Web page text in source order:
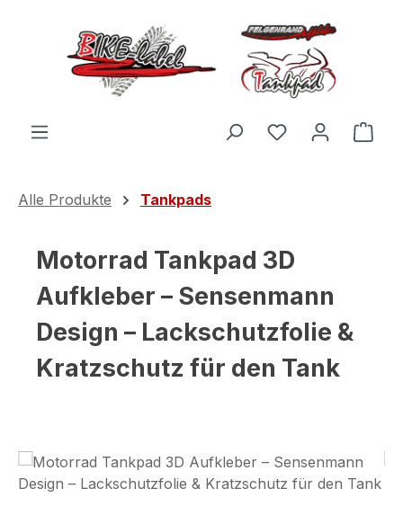
Zum Hauptinhalt springen
Du hast 0
Alle Produkte Tankpads
Motorrad Tankpad 3D
Aufkleber – Sensenmann
Design – Lackschutzfolie &
Kratzschutz für den Tank
Bildergalerie überspringen